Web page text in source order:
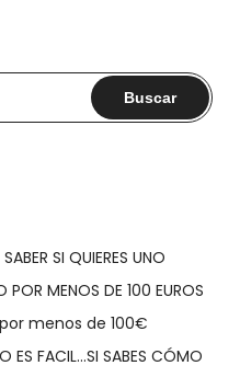
SI QUIERES UNO
POR MENOS DE 100 EUROS
menos de 100€
ES FACIL…SI SABES CÓMO